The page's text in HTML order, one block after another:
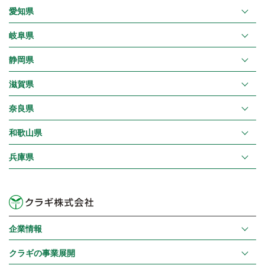
愛知県
岐阜県
静岡県
滋賀県
奈良県
和歌山県
兵庫県
企業情報
クラギの事業展開